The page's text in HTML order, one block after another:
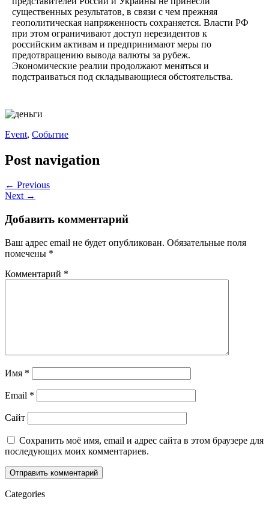
существенных результатов, в связи с чем прежняя
геополитическая напряженность сохраняется. Власти РФ
при этом ограничивают доступ нерезидентов к
российским активам и предпринимают меры по
предотвращению вывода валюты за рубеж.
Экономические реалии продолжают меняться и
подстраиваться под складывающиеся обстоятельства.
Event, Событие
Post navigation
← Previous
Next →
Добавить комментарий
Ваш адрес email не будет опубликован. Обязательные поля
помечены *
Комментарий *
Имя *
Email *
Сайт
Сохранить моё имя, email и адрес сайта в этом браузере для
последующих моих комментариев.
Categories